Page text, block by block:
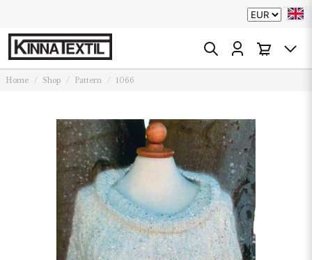
Home Shop Pattern 1066